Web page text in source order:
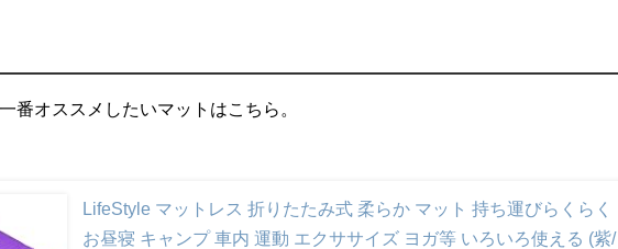
番オススメしたいマットはこちら。
LifeStyle マットレス 折りたたみ式 柔らか マット 持ち運びらくらく
お昼寝 キャンプ 車内 運動 エクササイズ ヨガ等 いろいろ使える (紫/